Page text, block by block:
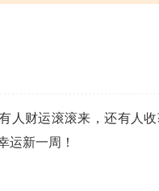
财运滚滚来，还有人收
运新一周！